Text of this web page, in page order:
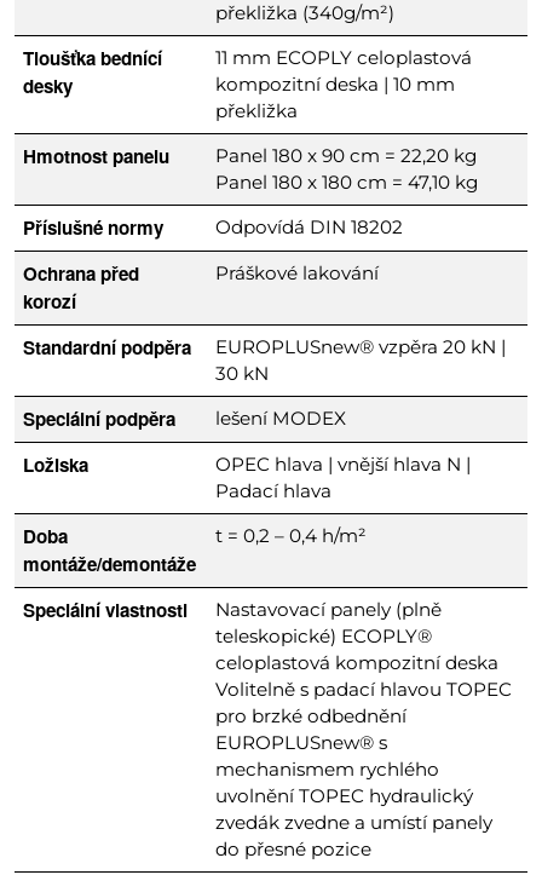
překližka (340g/m²)
Tloušťka bednící
desky
11 mm ECOPLY celoplastová
kompozitní deska | 10 mm
překližka
Hmotnost panelu
Panel 180 x 90 cm = 22,20 kg
Panel 180 x 180 cm = 47,10 kg
Příslušné normy Odpovídá DIN 18202
Ochrana před
korozí
Práškové lakování
Standardní podpěra
EUROPLUSnew® vzpěra 20 kN |
30 kN
Speciální podpěra lešení MODEX
Ložiska
OPEC hlava | vnější hlava N |
Padací hlava
Doba
montáže/demontáže
t = 0,2 – 0,4 h/m²
Speciální vlastnosti
Nastavovací panely (plně
teleskopické) ECOPLY®
celoplastová kompozitní deska
Volitelně s padací hlavou TOPEC
pro brzké odbednění
EUROPLUSnew® s
mechanismem rychlého
uvolnění TOPEC hydraulický
zvedák zvedne a umístí panely
do přesné pozice